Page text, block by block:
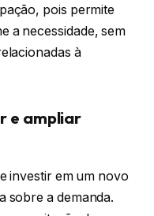
pois permite
a necessidade, sem
à
e ampliar
investir em um novo
sobre a demanda.